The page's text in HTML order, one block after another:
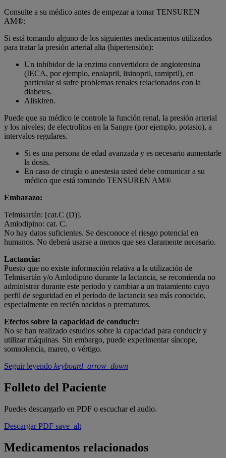
Consulte a su médico antes de empezar a tomar TENSUREN
AM®:
Si está tomando alguno de los siguientes medicamentos utilizados
para tratar la presión arterial alta (hipertensión):
Un inhibidor de la enzima convertidora de angiotensina
(IECA, por ejemplo, enalapril, lisinopril, ramipril), en
particular si sufre problemas renales relacionados con la
diabetes.
Aliskiren.
Puede que su médico le controle la función renal, la presión arterial
y los niveles; de electrolitos en la Sangre (por ejemplo, potasio), a
intervalos regulares.
Si es una persona de edad avanzada y es necesario aumentarle
la dosis.
En caso de cirugía o anestesia usted debe comunicar a su
médico que está tomando TENSUREN AM®
Embarazo:
Telmisartán: [cat.C (D)].
Amlodipino: cat. C.
No hay datos suficientes. Se desconoce el riesgo potencial en
humanos. No deberá usarse a menos que sea claramente necesario.
Lactancia:
Puesto que no existe información relativa a la utilización de
Telmisartán y/o Amlodipino durante la lactancia, se recomienda no
administrar durante este periodo y cambiar a un tratamiento cuyo
perfil de seguridad en el periodo de lactancia sea más conocido,
especialmente en recién nacidos o prematuros.
Efectos sobre la capacidad de conducir:
No se han realizado estudios sobre la capacidad para conducir y
utilizar máquinas. Sin embargo, puede experimentar síncope,
somnolencia, mareo, o vértigo.
Seguir leyendo keyboard_arrow_down
Folleto del Paciente
Puedes descargarlo en PDF o escuchar el audio.
Descargar PDF save_alt
Medicamentos relacionados